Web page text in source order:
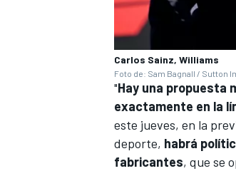
Carlos Sainz, Williams
Foto de: Sam Bagnall / Sutton
"Hay una propuesta
exactamente en la
este jueves, en la
deporte, habrá
fabricantes, que se